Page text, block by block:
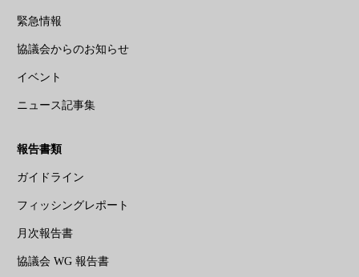
緊急情報
協議会からのお知らせ
イベント
ニュース記事集
報告書類
ガイドライン
フィッシングレポート
月次報告書
協議会 WG 報告書